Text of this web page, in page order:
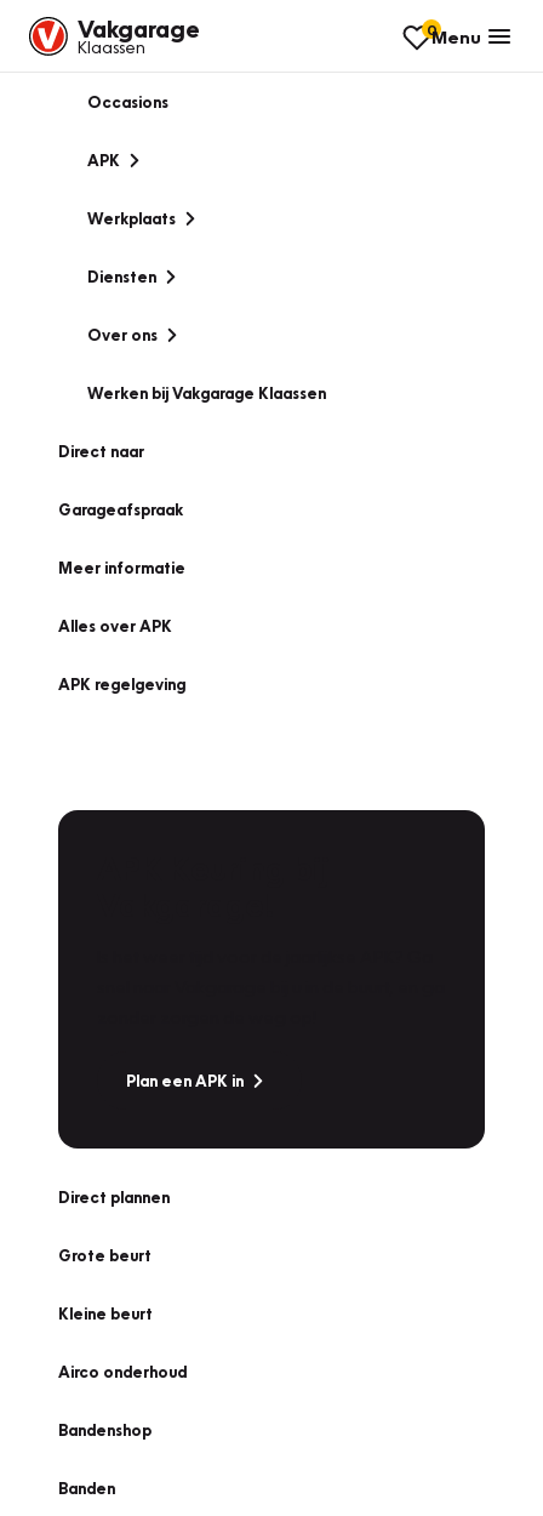
Vakgarage
Klaassen
0Menu
Occasions
APK
Werkplaats
Diensten
Over ons
Werken bij Vakgarage Klaassen
Direct naar
Garageafspraak
Meer informatie
Alles over APK
APK regelgeving
Plan een APK in
Direct plannen
Grote beurt
Kleine beurt
Airco onderhoud
Bandenshop
Banden